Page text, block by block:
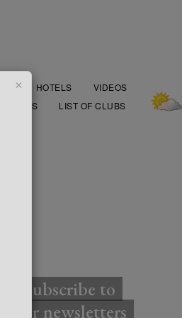
HOTELS
VIDEOS
LIST OF CLUBS
Subscribe to
our newsletters
×